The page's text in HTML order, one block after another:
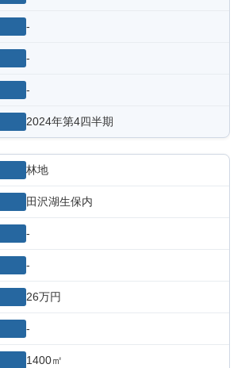
-
-
-
2024年第4四半期
林地
田沢湖生保内
-
-
26万円
-
1400㎡